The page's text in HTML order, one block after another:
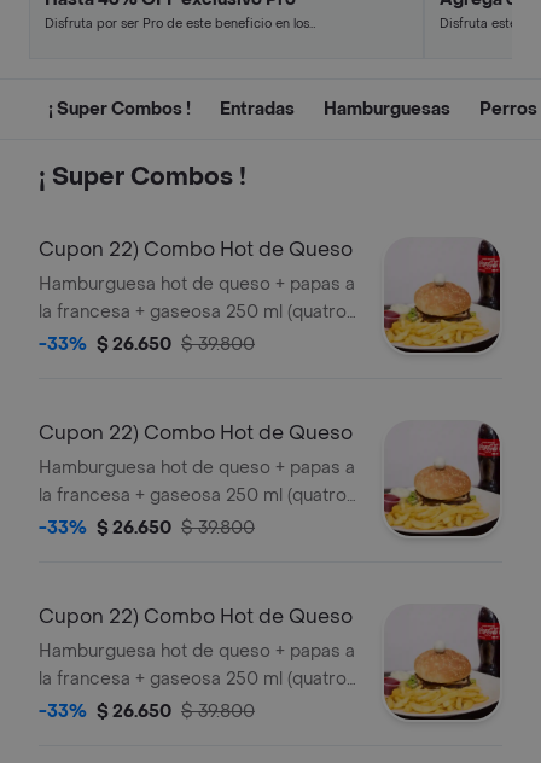
Disfruta por ser Pro de este beneficio en los
Disfruta este
¡ Super Combos ! Entradas Hamburguesas
¡ Super Combos !
Cupon 22) Combo Hot de Queso
Hamburguesa hot de queso + papas a
la francesa + gaseosa 250 ml (quatro,
coca cola, kola roman, coca cola sin
-33% $ 26.650 $ 39.800
Cupon 22) Combo Hot de Queso
Hamburguesa hot de queso + papas a
la francesa + gaseosa 250 ml (quatro,
coca cola, kola roman, coca cola sin
-33% $ 26.650 $ 39.800
Cupon 22) Combo Hot de Queso
Hamburguesa hot de queso + papas a
la francesa + gaseosa 250 ml (quatro,
coca cola, kola roman, coca cola sin
-33% $ 26.650 $ 39.800